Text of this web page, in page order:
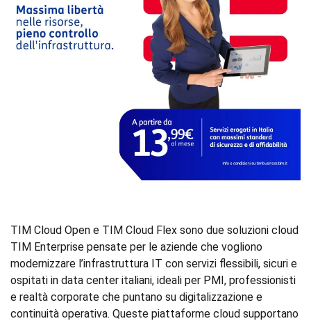
TIM Cloud Open e TIM Cloud Flex sono due soluzioni cloud
TIM Enterprise pensate per le aziende che vogliono
modernizzare l’infrastruttura IT con servizi flessibili, sicuri e
ospitati in data center italiani, ideali per PMI, professionisti
e realtà corporate che puntano su digitalizzazione e
continuità operativa. Queste piattaforme cloud supportano